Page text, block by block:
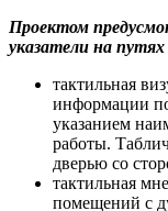
Проектом
указатели на
тактильная
информации
указанием
работы.
дверью со
тактильная
помещений с